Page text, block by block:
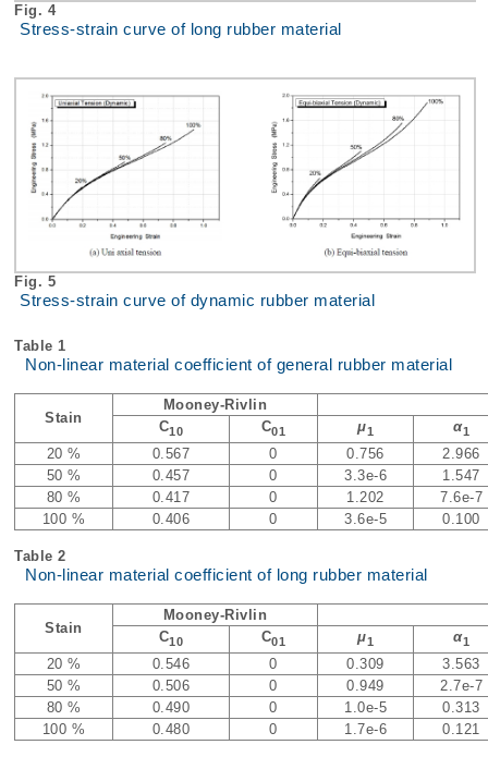
Fig. 4
Stress-strain curve of long rubber material
Fig. 5
Stress-strain curve of dynamic rubber material
Table 1
Non-linear material coefficient of general rubber material
Stain
Mooney-Rivlin
C10 C01 μ1 α1
20 % 0.567 0 0.756
2.966
50 %
0.457 0 3.3e-6
1.547
80 %
0.417 0 1.202
7.6e-7
100 %
0.406 0 3.6e-5 0.100
Table 2
Non-linear material coefficient of long rubber material
Stain
Mooney-Rivlin
C10 C01 μ1 α1
20 % 0.546 0 0.309
3.563
50 %
0.506 0 0.949
2.7e-7
80 %
0.490 0 1.0e-5
0.313
100 %
0.480 0 1.7e-6 0.121